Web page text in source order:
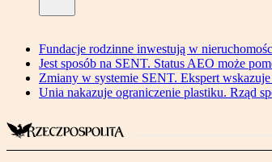
Fundacje rodzinne inwestują w
Jest sposób na SENT. Status AEO może
Zmiany w systemie SENT. Ekspert
Unia nakazuje ograniczenie plastiku. Rząd